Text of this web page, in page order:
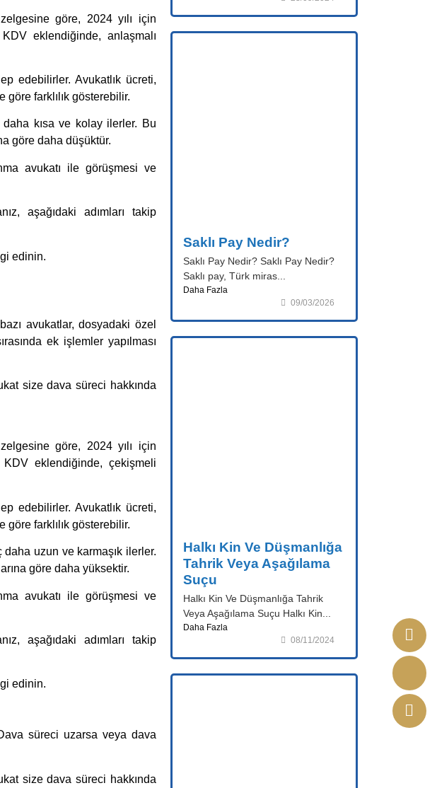
göre, 2024 yılı için
eklendiğinde, anlaşmalı
edebilirler. Avukatlık ücreti,
göre farklılık gösterebilir.
daha kısa ve kolay ilerler. Bu
göre daha düşüktür.
avukatı ile görüşmesi ve
aşağıdaki adımları takip
edinin.
avukatlar, dosyadaki özel
ek işlemler yapılması
size dava süreci hakkında
göre, 2024 yılı için
eklendiğinde, çekişmeli
edebilirler. Avukatlık ücreti,
göre farklılık gösterebilir.
uzun ve karmaşık ilerler.
göre daha yüksektir.
avukatı ile görüşmesi ve
aşağıdaki adımları takip
edinin.
süreci uzarsa veya dava
size dava süreci hakkında
Saklı Pay Nedir?
Saklı Pay Nedir? Saklı Pay Nedir?
Saklı pay, Türk miras...
Daha Fazla
09/03/2026
Halkı Kin Ve Düşmanlığa
Tahrik Veya Aşağılama
Suçu
Halkı Kin Ve Düşmanlığa Tahrik
Veya Aşağılama Suçu Halkı Kin...
Daha Fazla
08/11/2024